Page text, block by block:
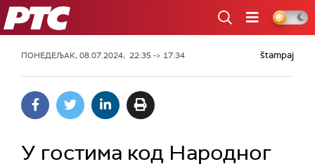
РТС
ПОНЕДЕЉАК, 08.07.2024, 22:35 -> 17:34 štampaj
У гостима код Народног